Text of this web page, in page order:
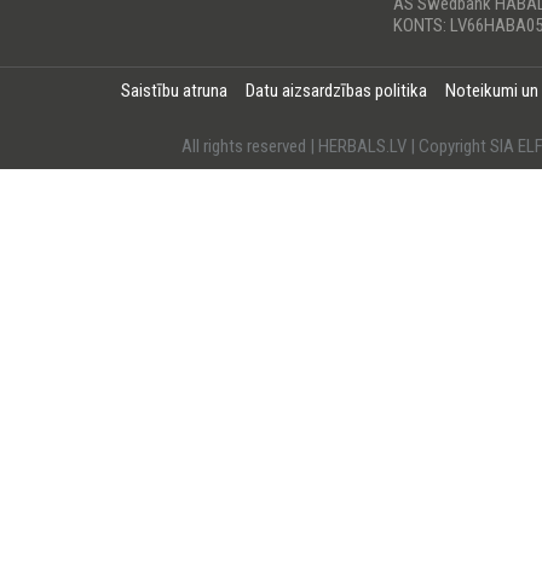
KONTS:
Saistību atruna Datu aizsardzības politika Noteikumi
All rights reserved | HERBALS.LV | Copyright SIA